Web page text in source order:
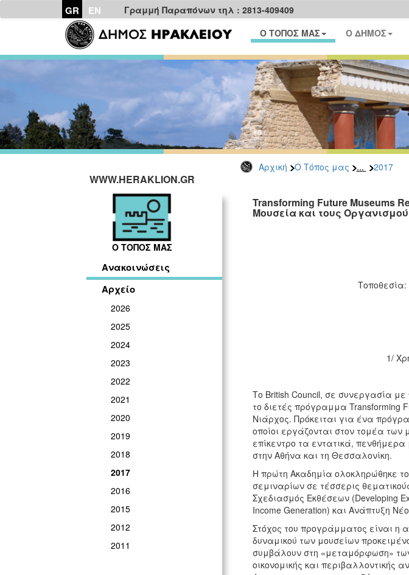
GR EN Γραμμή Παραπόνων τηλ : 2813-409409
Ο ΤΟΠΟΣ ΜΑΣ Ο ΔΗΜΟΣ
Αρχική Ο Τόπος μας ... 2017
WWW.HERAKLION.GR
Ο ΤΟΠΟΣ ΜΑΣ
Ανακοινώσεις
Αρχείο
2026
2025
2024
2023
2022
2021
2020
2019
2018
2017
2016
2015
2012
2011
Transforming Future Museums
Μουσεία και τους
1/
Το British Council, σε συνεργασία
το διετές πρόγραμμα Transforming
Νιάρχος. Πρόκειται για ένα
οποίοι εργάζονται στον τομέα
επίκεντρο τα εντατικά,
στην Αθήνα και τη Θεσσαλονίκη.
Η πρώτη Ακαδημία ολοκληρώθηκε
σεμιναρίων σε τέσσερις
Σχεδιασμός Εκθέσεων (Developing
Income Generation) και Ανάπτυξη
Στόχος του προγράμματος είναι η
δυναμικού των μουσείων
συμβάλουν στη «μεταμόρφωση» των
οικονομικής και περιβαλλοντικής